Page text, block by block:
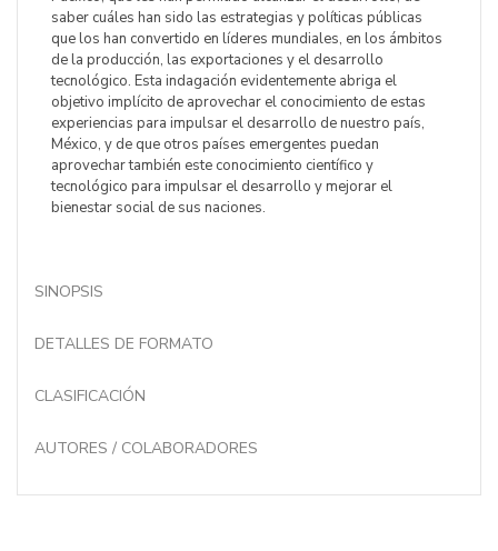
saber cuáles han sido las estrategias y políticas públicas
que los han convertido en líderes mundiales, en los ámbitos
de la producción, las exportaciones y el desarrollo
tecnológico. Esta indagación evidentemente abriga el
objetivo implícito de aprovechar el conocimiento de estas
experiencias para impulsar el desarrollo de nuestro país,
México, y de que otros países emergentes puedan
aprovechar también este conocimiento científico y
tecnológico para impulsar el desarrollo y mejorar el
bienestar social de sus naciones.
SINOPSIS
DETALLES DE FORMATO
CLASIFICACIÓN
AUTORES / COLABORADORES